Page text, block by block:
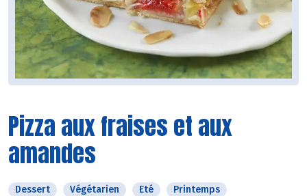
Pizza aux fraises et aux
amandes
Dessert Végétarien Eté Printemps